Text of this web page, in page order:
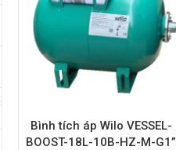
Bình tích áp Wilo VESSEL-
BOOST-18L-10B-HZ-M-G1”